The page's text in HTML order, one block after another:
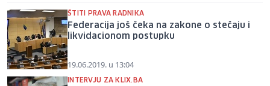
ŠTITI PRAVA RADNIKA
Federacija još čeka na zakone o stečaju i
likvidacionom postupku
19.06.2019. u 13:04
INTERVJU ZA KLIX.BA